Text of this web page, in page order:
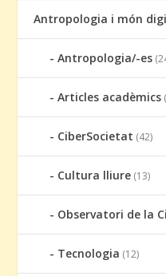
Antropologia i món
Antropologia/-es
Articles acadèmics
CiberSocietat (42)
Cultura lliure (13)
Observatori de la
Tecnologia (12)